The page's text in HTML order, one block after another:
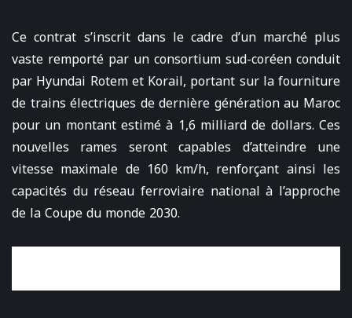
Ce contrat s’inscrit dans le cadre d’un marché plus
vaste remporté par un consortium sud-coréen conduit
par Hyundai Rotem et Korail, portant sur la fourniture
de trains électriques de dernière génération au Maroc
pour un montant estimé à 1,6 milliard de dollars. Ces
nouvelles rames seront capables d’atteindre une
vitesse maximale de 160 km/h, renforçant ainsi les
capacités du réseau ferroviaire national à l’approche
de la Coupe du monde 2030.